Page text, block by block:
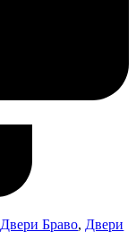
Двери Браво, Двери